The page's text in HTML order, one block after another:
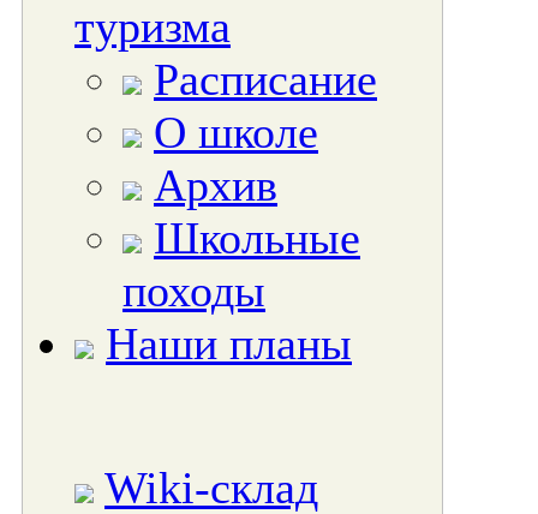
туризма
Расписание
О школе
Архив
Школьные
походы
Наши планы
Wiki-склад